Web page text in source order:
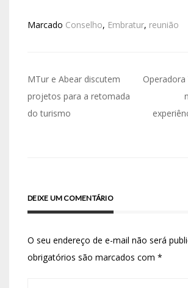
Marcado Conselho, Embratur, reunião
MTur e Abear discutem
projetos para a retomada
do turismo
Operadora
DEIXE UM COMENTÁRIO
O seu endereço de e-mail não será
obrigatórios são marcados com *